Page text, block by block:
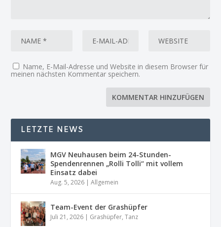
Name, E-Mail-Adresse und Website in diesem Browser für
meinen nächsten Kommentar speichern.
LETZTE NEWS
MGV Neuhausen beim 24-Stunden-
Spendenrennen „Rolli Tolli“ mit vollem
Einsatz dabei
Aug. 5, 2026 |Allgemein
Team-Event der Grashüpfer
Juli 21, 2026 | Grashüpfer,Tanz